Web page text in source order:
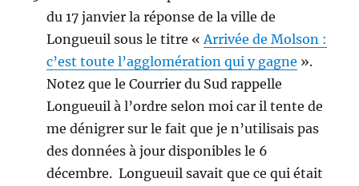
du 17 janvier la réponse de la ville de
Longueuil sous le titre « Arrivée de Molson :
c’est toute l’agglomération qui y gagne ».
Notez que le Courrier du Sud rappelle
Longueuil à l’ordre selon moi car il tente de
me dénigrer sur le fait que je n’utilisais pas
des données à jour disponibles le 6
décembre. Longueuil savait que ce qui était